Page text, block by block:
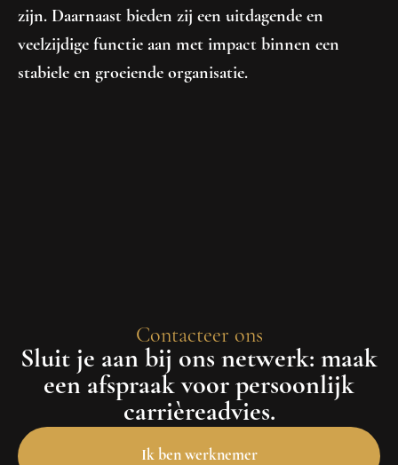
zijn. Daarnaast bieden zij een uitdagende en
veelzijdige functie aan met impact binnen een
stabiele en groeiende organisatie.
Contacteer ons
Sluit je aan bij ons netwerk: maak
een afspraak voor persoonlijk
carrièreadvies.
Ik ben werknemer